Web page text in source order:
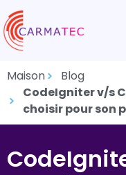
Maison
Blog
CodeIgniter v/s
choisir pour son